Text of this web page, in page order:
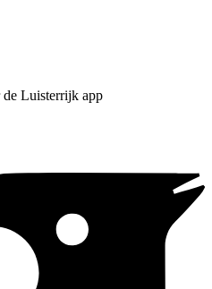
Luisterrijk app